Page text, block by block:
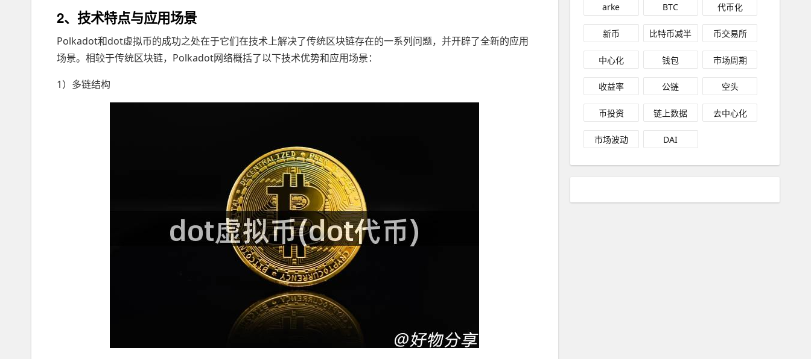
2、技术特点与应用场景
Polkadot和dot虚拟币的成功之处在于它们在技术上解决了传统区块链存在的一系列问题，并开辟了全新的应用
场景。相较于传统区块链，Polkadot网络概括了以下技术优势和应用场景：
1）多链结构
arke BTC 代币化
新币 比特币减半 币交易所
中心化 钱包 市场周期
收益率 公链 空头
币投资 链上数据 去中心化
市场波动 DAI